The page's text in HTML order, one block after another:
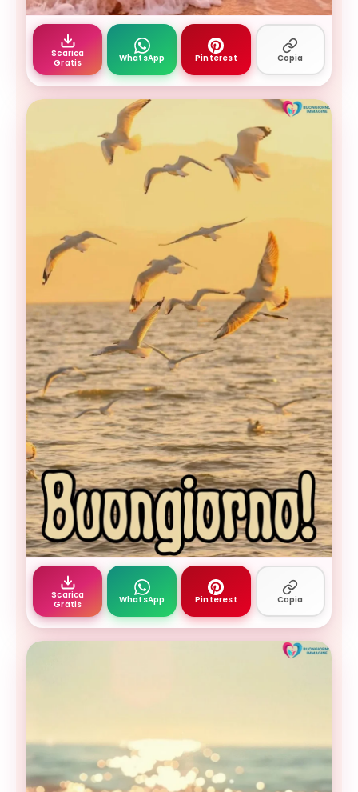
Buongiorno settembre — immagini settembre
Scarica
Gratis
WhatsApp Pinterest Copia
Buongiorno settembre — gabbiani bianchi in
Scarica
Gratis
WhatsApp Pinterest Copia